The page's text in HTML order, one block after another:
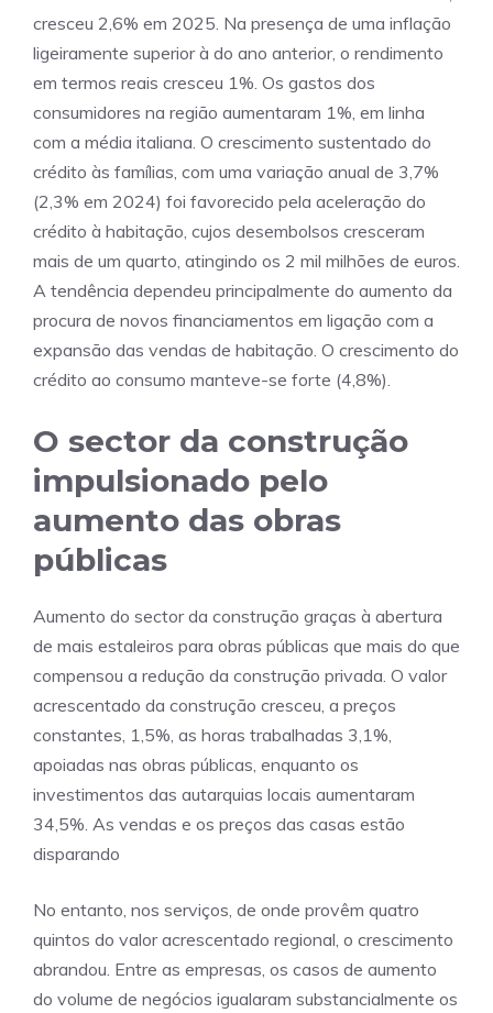
cresceu 2,6% em 2025. Na presença de uma inflação
ligeiramente superior à do ano anterior, o rendimento
em termos reais cresceu 1%. Os gastos dos
consumidores na região aumentaram 1%, em linha
com a média italiana. O crescimento sustentado do
crédito às famílias, com uma variação anual de 3,7%
(2,3% em 2024) foi favorecido pela aceleração do
crédito à habitação, cujos desembolsos cresceram
mais de um quarto, atingindo os 2 mil milhões de euros.
A tendência dependeu principalmente do aumento da
procura de novos financiamentos em ligação com a
expansão das vendas de habitação. O crescimento do
crédito ao consumo manteve-se forte (4,8%).
O sector da construção
impulsionado pelo
aumento das obras
públicas
Aumento do sector da construção graças à abertura
de mais estaleiros para obras públicas que mais do que
compensou a redução da construção privada. O valor
acrescentado da construção cresceu, a preços
constantes, 1,5%, as horas trabalhadas 3,1%,
apoiadas nas obras públicas, enquanto os
investimentos das autarquias locais aumentaram
34,5%. As vendas e os preços das casas estão
disparando
No entanto, nos serviços, de onde provêm quatro
quintos do valor acrescentado regional, o crescimento
abrandou. Entre as empresas, os casos de aumento
do volume de negócios igualaram substancialmente os